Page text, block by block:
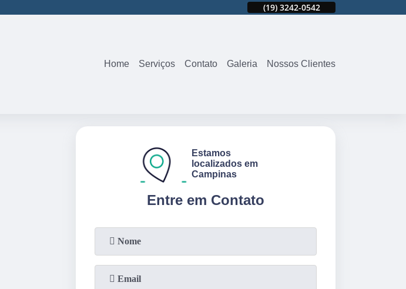
(19) 3242-0542
Home Serviços Contato Galeria Nossos Clientes
Entre em Contato
Estamos
localizados em
Campinas